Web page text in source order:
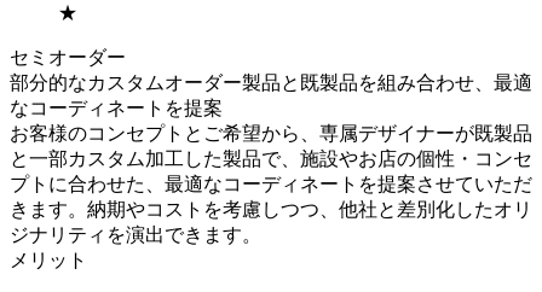
★
セミオーダー
部分的なカスタムオーダー製品と既製品を組み合わせ、最適
なコーディネートを提案
お客様のコンセプトとご希望から、専属デザイナーが既製品
と一部カスタム加工した製品で、施設やお店の個性・コンセ
プトに合わせた、最適なコーディネートを提案させていただ
きます。納期やコストを考慮しつつ、他社と差別化したオリ
ジナリティを演出できます。
メリット